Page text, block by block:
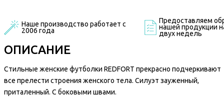
Наше производство работает с
2006 года
Предоставляем
нашей продукции
двух недель
ОПИСАНИЕ
Стильные женские футболки REDFORT прекрасно подчеркивают
все прелести строения женского тела. Силуэт зауженный,
приталенный. С боковыми швами.